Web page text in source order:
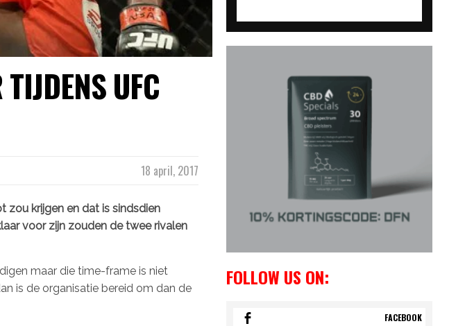
UFC
18 april, 2017
zou krijgen en dat is sindsdien
voor zijn zouden de twee rivalen
maar die time-frame is niet
is de organisatie bereid om dan de
FOLLOW US ON:
FACEBOOK